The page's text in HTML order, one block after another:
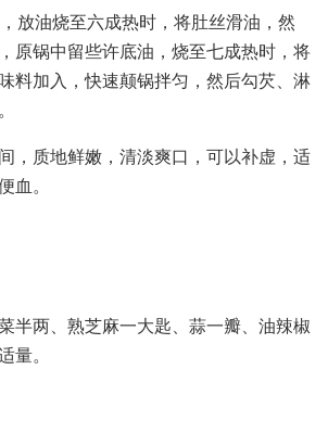
放油烧至六成热时，将肚丝滑油，然
原锅中留些许底油，烧至七成热时，将
料加入，快速颠锅拌匀，然后勾芡、淋
，质地鲜嫩，清淡爽口，可以补虚，适
血。
半两、熟芝麻一大匙、蒜一瓣、油辣椒
量。